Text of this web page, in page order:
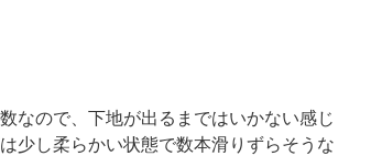
なので、下地が出るまではいかない感じ
少し柔らかい状態で数本滑りずらそうな